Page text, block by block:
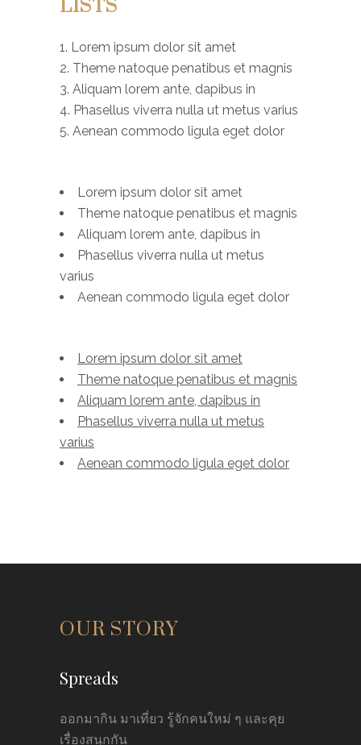
LISTS
Lorem ipsum dolor sit amet
Theme natoque penatibus et magnis
Aliquam lorem ante, dapibus in
Phasellus viverra nulla ut metus varius
Aenean commodo ligula eget dolor
Lorem ipsum dolor sit amet
Theme natoque penatibus et magnis
Aliquam lorem ante, dapibus in
Phasellus viverra nulla ut metus
varius
Aenean commodo ligula eget dolor
Lorem ipsum dolor sit amet
Theme natoque penatibus et magnis
Aliquam lorem ante, dapibus in
Phasellus viverra nulla ut metus
varius
Aenean commodo ligula eget dolor
OUR STORY
Spreads
ออกมากิน มาเที่ยว รู้จักคนใหม่ ๆ และคุย
เรื่องสนุกกัน